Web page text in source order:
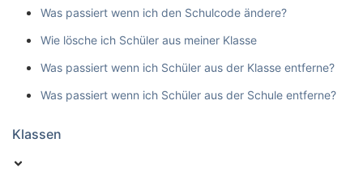
Was passiert wenn ich den Schulcode ändere?
Wie lösche ich Schüler aus meiner Klasse
Was passiert wenn ich Schüler aus der Klasse entferne?
Was passiert wenn ich Schüler aus der Schule entferne?
Klassen